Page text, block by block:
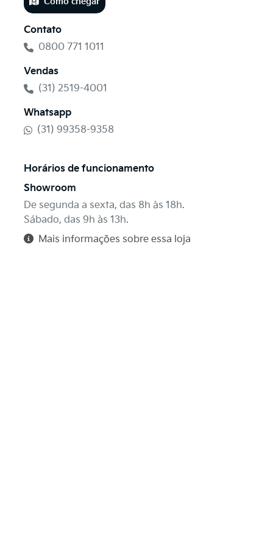
Contato
0800 771 1011
Vendas
(31) 2519-4001
Whatsapp
(31) 99358-9358
Horários de funcionamento
Showroom
De segunda a sexta, das 8h às 18h.
Sábado, das 9h às 13h.
Mais informações sobre essa loja